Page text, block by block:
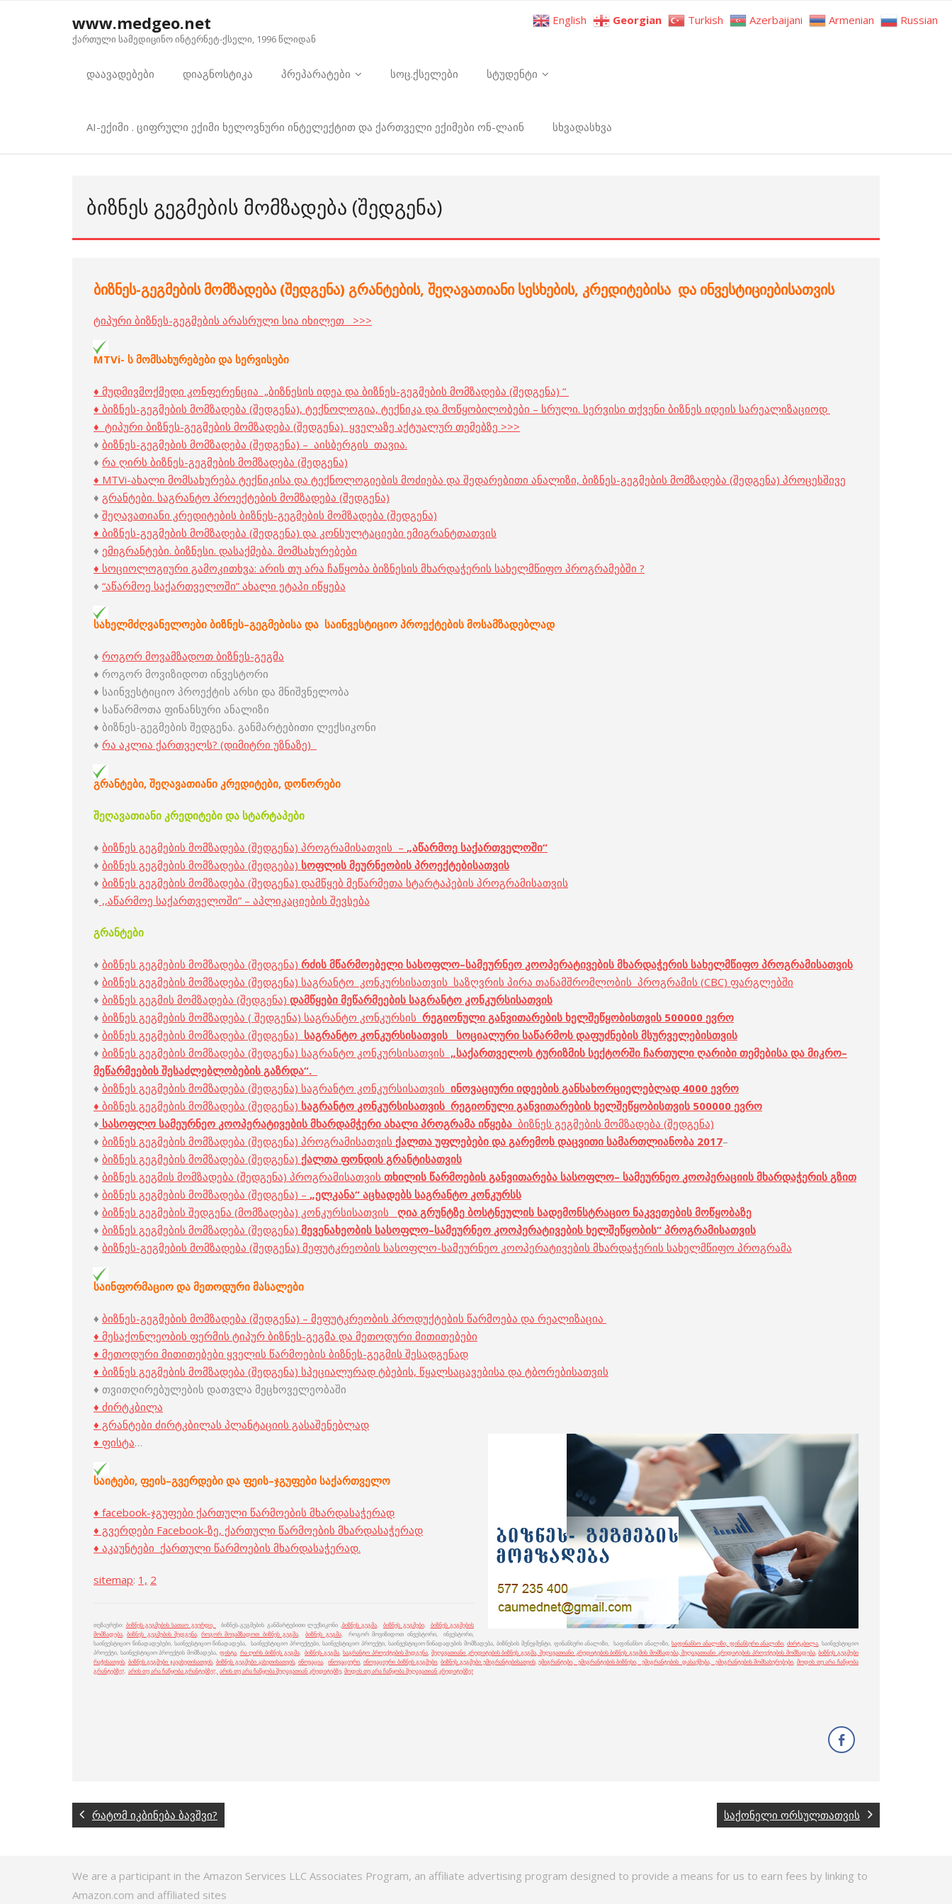
www.medgeo.net
ქართული სამედიცინო ინტერნეტ-ქსელი, 1996 წლიდან
დაავადებები დიაგნოსტიკა პრეპარატები სოც.ქსელები სტუდენტი
AI-ექიმი . ციფრული ექიმი ხელოვნური ინტელექტით და ქართველი ექიმები ონ-ლაინ სხვადასხვა
ᲑᲘᲖᲜᲔᲡ ᲒᲔᲒᲛᲔᲑᲘᲡ ᲛᲝᲛᲖᲐᲓᲔᲑᲐ (ᲨᲔᲓᲒᲔᲜᲐ)
ბიზნეს-გეგმების მომზადება (შედგენა) გრანტების, შეღავათიანი სესხების, კრედიტებისა და ინვესტიციებისათვის
ტიპური ბიზნეს-გეგმების არასრული სია იხილეთ >>>
MTVi- ს მომსახურებები და სერვისები
♦ მუდმივმოქმედი კონფერენცია „ბიზნესის იდეა და ბიზნეს-გეგმების მომზადება (შედგენა) “
♦ ბიზნეს-გეგმების მომზადება (შედგენა), ტექნოლოგია, ტექნიკა და მოწყობილობები – სრული. სერვისი თქვენი ბიზნეს იდეის სარეალიზაციოდ
♦ ტიპური ბიზნეს-გეგმების მომზადება (შედგენა) ყველაზე აქტუალურ თემებზე >>>
♦ ბიზნეს-გეგმების მომზადება (შედგენა) – აისბერგის თავია.
♦ რა ღირს ბიზნეს-გეგმების მომზადება (შედგენა)
♦ MTVi-ახალი მომსახურება ტექნიკისა და ტექნოლოგიების მოძიება და შედარებითი ანალიზი, ბიზნეს-გეგმების მომზადება (შედგენა) პროცესშივე
♦ გრანტები. საგრანტო პროექტების მომზადება (შედგენა)
♦ შეღავათიანი კრედიტების ბიზნეს-გეგმების მომზადება (შედგენა)
♦ ბიზნეს-გეგმების მომზადება (შედგენა) და კონსულტაციები ემიგრანტთათვის
♦ ემიგრანტები. ბიზნესი. დასაქმება. მომსახურებები
♦ სოციოლოგიური გამოკითხვა: არის თუ არა ჩაწყობა ბიზნესის მხარდაჭერის სახელმწიფო პროგრამებში ?
♦ “აწარმოე საქართველოში” ახალი ეტაპი იწყება
სახელმძღვანელოები ბიზნეს–გეგმებისა და საინვესტიციო პროექტების მოსამზადებლად
♦ როგორ მოვამზადოთ ბიზნეს-გეგმა
♦ როგორ მოვიზიდოთ ინვესტორი
♦ საინვესტიციო პროექტის არსი და მნიშვნელობა
♦ საწარმოთა ფინანსური ანალიზი
♦ ბიზნეს-გეგმების შედგენა. განმარტებითი ლექსიკონი
♦ რა აკლია ქართველს? (დიმიტრი უზნაზე)
გრანტები, შეღავათიანი კრედიტები, დონორები
შეღავათიანი კრედიტები და სტარტაპები
♦ ბიზნეს გეგმების მომზადება (შედგენა) პროგრამისათვის – „აწარმოე საქართველოში“
♦ ბიზნეს გეგმების მომზადება (შედგება) სოფლის მეურნეობის პროექტებისათვის
♦ ბიზნეს გეგმების მომზადება (შედგენა) დამწყებ მეწარმეთა სტარტაპების პროგრამისათვის
♦ ,,აწარმოე საქართველოში” – აპლიკაციების შევსება
გრანტები
♦ ბიზნეს გეგმების მომზადება (შედგენა) რძის მწარმოებელი სასოფლო–სამეურნეო კოოპერატივების მხარდაჭერის სახელმწიფო პროგრამისათვის
♦ ბიზნეს გეგმების მომზადება (შედგენა) საგრანტო კონკურსისათვის საზღვრის პირა თანამშრომლობის პროგრამის (CBC) ფარგლებში
♦ ბიზნეს გეგმის მომზადება (შედგენა) დამწყები მეწარმეების საგრანტო კონკურსისათვის
♦ ბიზნეს გეგმების მომზადება ( შედგენა) საგრანტო კონკურსის რეგიონული განვითარების ხელშეწყობისთვის 500000 ევრო
♦ ბიზნეს გეგმების მომზადება (შედგენა) საგრანტო კონკურსისათვის სოციალური საწარმოს დაფუძნების მსურველებისთვის
♦ ბიზნეს გეგმების მომზადება (შედგენა) საგრანტო კონკურსისათვის „საქართველოს ტურიზმის სექტორში ჩართული ღარიბი თემებისა და მიკრო–
მეწარმეების შესაძლებლობების გაზრდა“.
♦ ბიზნეს გეგმების მომზადება (შედგენა) საგრანტო კონკურსისათვის ინოვაციური იდეების განსახორციელებლად 4000 ევრო
♦ ბიზნეს გეგმების მომზადება (შედგენა) საგრანტო კონკურსისათვის რეგიონული განვითარების ხელშეწყობისთვის 500000 ევრო
♦ სასოფლო სამეურნეო კოოპერატივების მხარდამჭერი ახალი პროგრამა იწყება ბიზნეს გეგმების მომზადება (შედგენა)
♦ ბიზნეს გეგმების მომზადება (შედგენა) პროგრამისათვის ქალთა უფლებები და გარემოს დაცვითი სამართლიანობა 2017–
♦ ბიზნეს გეგმების მომზადება (შედგენა) ქალთა ფონდის გრანტისათვის
♦ ბიზნეს გეგმის მომზადება (შედგენა) პროგრამისათვის თხილის წარმოების განვითარება სასოფლო– სამეურნეო კოოპერაციის მხარდაჭერის გზით
♦ ბიზნეს გეგმების მომზადება (შედგენა) – „ელკანა“ აცხადებს საგრანტო კონკურსს
♦ ბიზნეს გეგმების შედგენა (მომზადება) კონკურსისათვის ღია გრუნტზე ბოსტნეულის სადემონსტრაციო ნაკვეთების მოწყობაზე
♦ ბიზნეს გეგმების მომზადება (შედგენა) მევენახეობის სასოფლო–სამეურნეო კოოპერატივების ხელშეწყობის“ პროგრამისათვის
♦ ბიზნეს-გეგმების მომზადება (შედგენა) მეფუტკრეობის სასოფლო-სამეურნეო კოოპერატივების მხარდაჭერის სახელმწიფო პროგრამა
საინფორმაციო და მეთოდური მასალები
♦ ბიზნეს-გეგმების მომზადება (შედგენა) – მეფუტკრეობის პროდუქტების წარმოება და რეალიზაცია
♦ მესაქონლეობის ფერმის ტიპურ ბიზნეს-გეგმა და მეთოდური მითითებები
♦ მეთოდური მითითებები ყველის წარმოების ბიზნეს-გეგმის შესადგენად
♦ ბიზნეს გეგმების მომზადება (შედგენა) სპეციალურად ტბების, წყალსაცავებისა და ტბორებისათვის
♦ თვითღირებულების დათვლა მეცხოველეობაში
♦ ძირტკბილა
♦ გრანტები ძირტკბილას პლანტაციის გასაშენებლად
♦ ფისტა…
საიტები, ფეის–გვერდები და ფეის–ჯგუფები საქართველო
♦ facebook-ჯგუფები ქართული წარმოების მხარდასაჭერად
♦ გვერდები Facebook-ზე, ქართული წარმოების მხარდასაჭერად
♦ აკაუნტები ქართული წარმოების მხარდასაჭერად.
sitemap: 1, 2
თეზაურუსი: ბიზნეს-გეგმების სათაო გვერდი, ბიზნეს-გეგმების განმარტებითი ლექსიკონი , ბიზნეს გეგმა ბიზნეს გეგმები, ბიზნეს გეგმების
მომზადება ,ბიზნეს გეგმების შედგენა, როგორ მოვამზადოთ ბიზნეს გეგმა,ბიზნეს გეგმა, როგორ მოვიზიდოთ ინვესტორი, ინვესტორი,
საინვესტიციო წინადადებები, საინვესტიციო წინადადება, საინვესტიციო პროექტები, საინვესტიციო პროექტი, საინვესტიციო წინადადების მომზადება, ბიზნესის მენეჯმენტი, ფინანსური ანალიზი, საფინანსო ანალიზი, საფინანსო ანალიზი, ფინანსური ანალიზი ,ძირტკბილა , საინვესტიციო
პროექტი, საინვესტიციო პროექტის მომზადება, ფისტა, რა ღირს ბიზნეს გეგმა,ბიზნეს-გეგმა საგრანტო პროექტების შედგენა ,შეღავათიანი კრედიტების ბიზნეს გეგმა, შეღავათიანი კრედიტების ბიზნეს გეგმის მომზადება,შეღავათიანი კრედიტების პროექტების მომზადება,ბიზნეს გეგმები
რაჭისათვის ბიზნეს გეგმები ჯავახეთისათვის ბიზნეს გეგმები კახეთისათვის ინოვაცია,ინოვაციური ,ინოვაციური ბიზნეს გეგმები ,ბიზნეს გეგმები ემიგრანტებისათვის,ემიგრანტები, ემიგრანტების ბიზნესი, ემიგრანტების დასაქმება, ემიგრანტების მომსახურებები მოდის თუ არა ჩაწყობა
გრანტებზე?, არის თუ არა ჩაწყობა გრანტებზე?, არის თუ არა ჩაწყობა შეღავათიან კრედიტებზე მოდის თუ არა ჩაწყობა შეღავათიან კრედიტებზე?
რატომ იკბინება ბავშვი? საქონელი ორსულთათვის
We are a participant in the Amazon Services LLC Associates Program, an affiliate advertising program designed to provide a means for us to earn fees by linking to
Amazon.com and affiliated sites
English Georgian Turkish Azerbaijani Armenian Russian